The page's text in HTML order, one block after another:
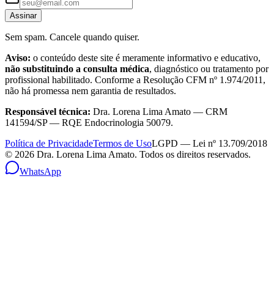
Assinar
Sem spam. Cancele quando quiser.
Aviso: o conteúdo deste site é meramente informativo e educativo,
não substituindo a consulta médica, diagnóstico ou tratamento por
profissional habilitado. Conforme a Resolução CFM nº 1.974/2011,
não há promessa nem garantia de resultados.
Responsável técnica: Dra. Lorena Lima Amato — CRM
141594/SP — RQE Endocrinologia 50079.
Política de PrivacidadeTermos de UsoLGPD — Lei nº 13.709/2018
© 2026 Dra. Lorena Lima Amato. Todos os direitos reservados.
WhatsApp